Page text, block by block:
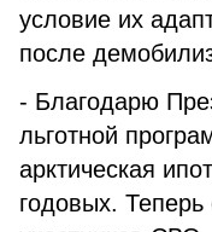
условие их
после
- Благодарю
льготной
арктическая
годовых.